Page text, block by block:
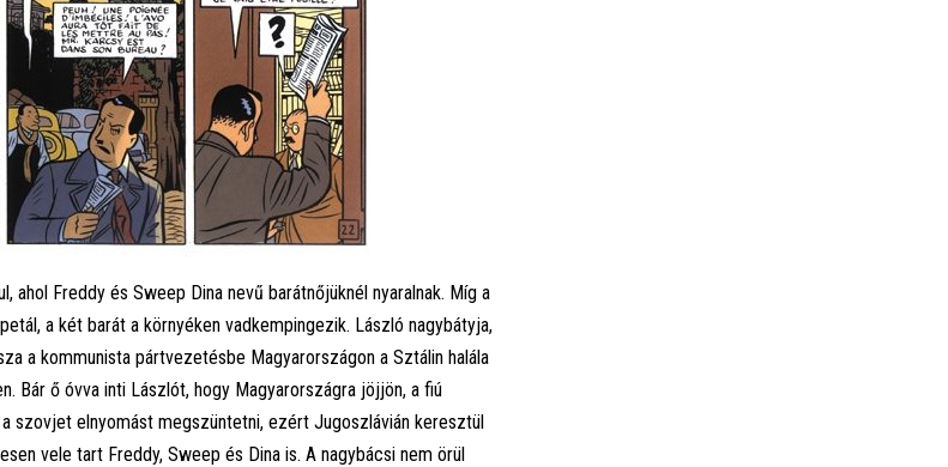
ahol Freddy és Sweep Dina nevű barátnőjüknél nyaralnak. Míg a
a két barát a környéken vadkempingezik. László nagybátyja,
a kommunista pártvezetésbe Magyarországon a Sztálin halála
Bár ő óvva inti Lászlót, hogy Magyarországra jöjjön, a fiú
szovjet elnyomást megszüntetni, ezért Jugoszlávián keresztül
vele tart Freddy, Sweep és Dina is. A nagybácsi nem örül